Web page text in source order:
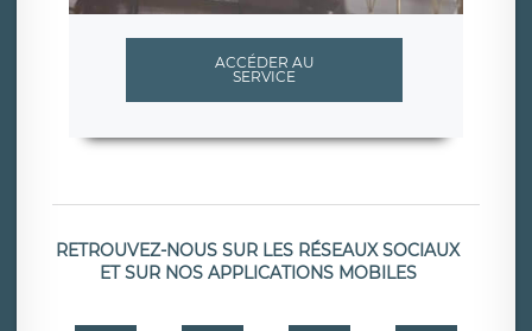
ACCÉDER AU
SERVICE
RETROUVEZ-NOUS SUR LES RÉSEAUX SOCIAUX
ET SUR NOS APPLICATIONS MOBILES